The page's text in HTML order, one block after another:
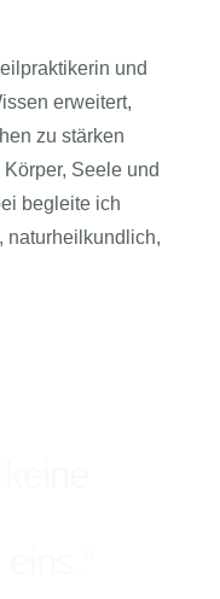
und
erweitert,
zu stärken
Seele und
begleite ich
naturheilkundlich,